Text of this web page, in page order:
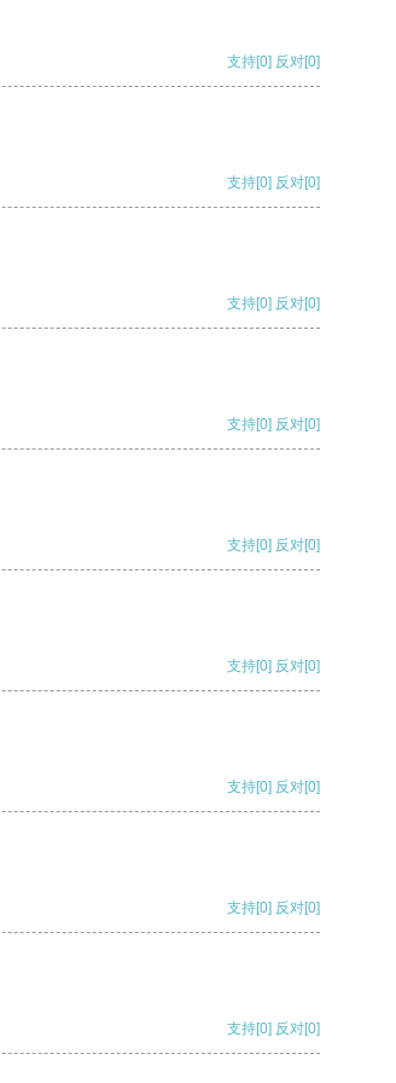
支持[0] 反对[0]
支持[0] 反对[0]
支持[0] 反对[0]
支持[0] 反对[0]
支持[0] 反对[0]
支持[0] 反对[0]
支持[0] 反对[0]
支持[0] 反对[0]
支持[0] 反对[0]